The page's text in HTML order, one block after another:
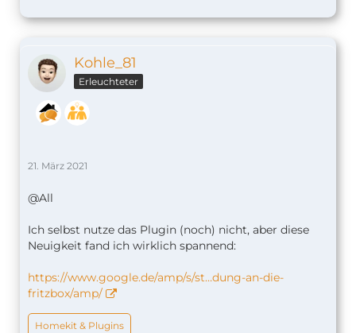
Kohle_81
Erleuchteter
21. März 2021
@All
Ich selbst nutze das Plugin (noch) nicht, aber diese
Neuigkeit fand ich wirklich spannend:
https://www.google.de/amp/s/st…dung-an-die-
fritzbox/amp/
Homekit & Plugins